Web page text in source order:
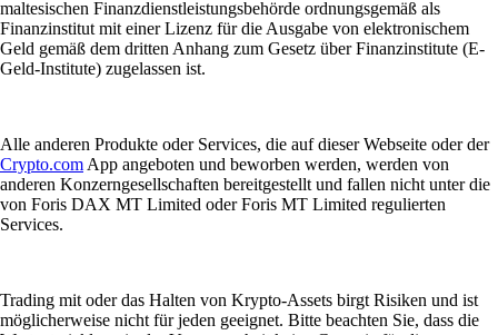
maltesischen Finanzdienstleistungsbehörde ordnungsgemäß als
Finanzinstitut mit einer Lizenz für die Ausgabe von elektronischem
Geld gemäß dem dritten Anhang zum Gesetz über Finanzinstitute (E-
Geld-Institute) zugelassen ist.
Alle anderen Produkte oder Services, die auf dieser Webseite oder der
Crypto.com App angeboten und beworben werden, werden von
anderen Konzerngesellschaften bereitgestellt und fallen nicht unter die
von Foris DAX MT Limited oder Foris MT Limited regulierten
Services.
Trading mit oder das Halten von Krypto-Assets birgt Risiken und ist
möglicherweise nicht für jeden geeignet. Bitte beachten Sie, dass die